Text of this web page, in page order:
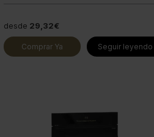
desde 29,32€
Comprar Ya Seguir leyendo